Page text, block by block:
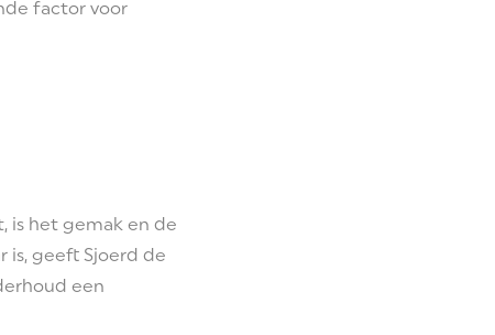
factor voor
is het gemak en de
is, geeft Sjoerd de
een